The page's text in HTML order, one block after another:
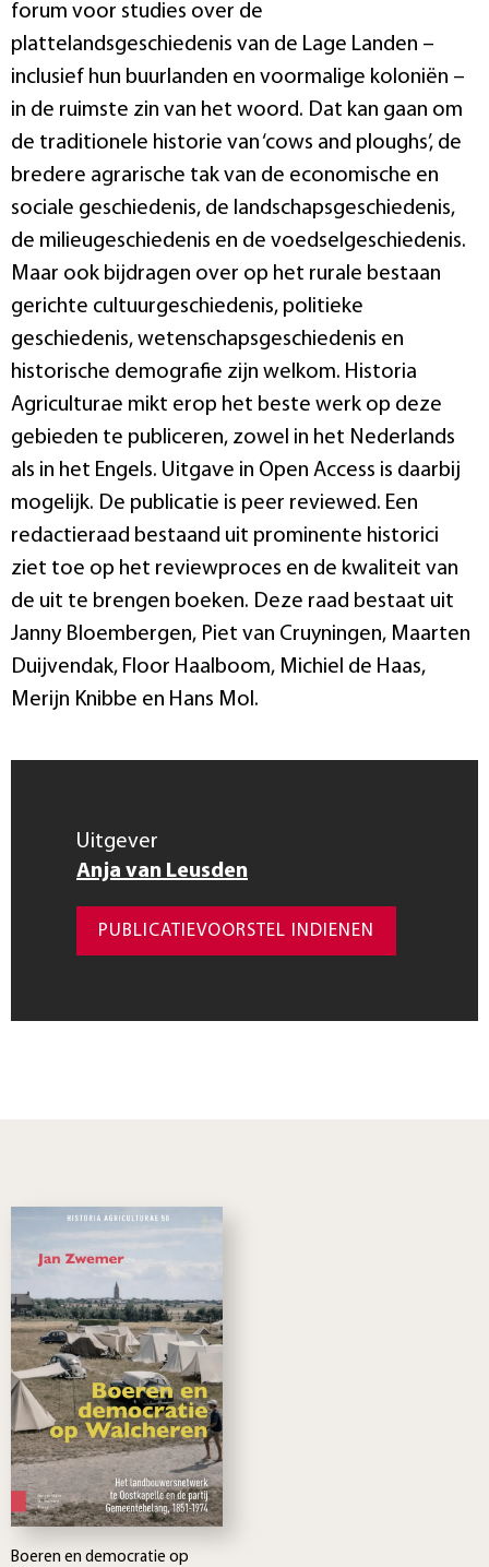
forum voor studies over de
plattelandsgeschiedenis van de Lage Landen –
inclusief hun buurlanden en voormalige koloniën –
in de ruimste zin van het woord. Dat kan gaan om
de traditionele historie van ‘cows and ploughs’, de
bredere agrarische tak van de economische en
sociale geschiedenis, de landschapsgeschiedenis,
de milieugeschiedenis en de voedselgeschiedenis.
Maar ook bijdragen over op het rurale bestaan
gerichte cultuurgeschiedenis, politieke
geschiedenis, wetenschapsgeschiedenis en
historische demografie zijn welkom. Historia
Agriculturae mikt erop het beste werk op deze
gebieden te publiceren, zowel in het Nederlands
als in het Engels. Uitgave in Open Access is daarbij
mogelijk. De publicatie is peer reviewed. Een
redactieraad bestaand uit prominente historici
ziet toe op het reviewproces en de kwaliteit van
de uit te brengen boeken. Deze raad bestaat uit
Janny Bloembergen, Piet van Cruyningen, Maarten
Duijvendak, Floor Haalboom, Michiel de Haas,
Merijn Knibbe en Hans Mol.
Uitgever
Anja van Leusden
PUBLICATIEVOORSTEL INDIENEN
Boeren en democratie op